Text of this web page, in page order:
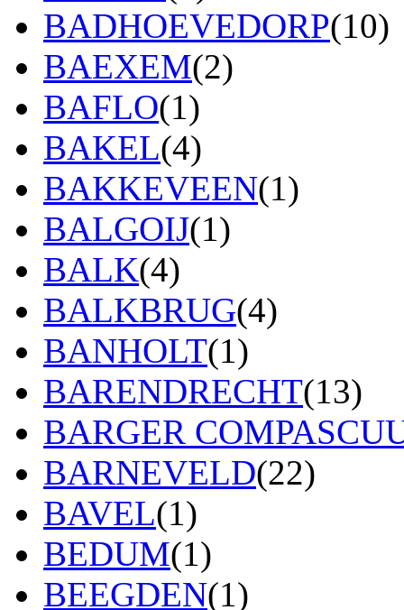
BADHOEVEDORP(10)
BAEXEM(2)
BAFLO(1)
BAKEL(4)
BAKKEVEEN(1)
BALGOIJ(1)
BALK(4)
BALKBRUG(4)
BANHOLT(1)
BARENDRECHT(13)
BARGER
BARNEVELD(22)
BAVEL(1)
BEDUM(1)
BEEGDEN(1)